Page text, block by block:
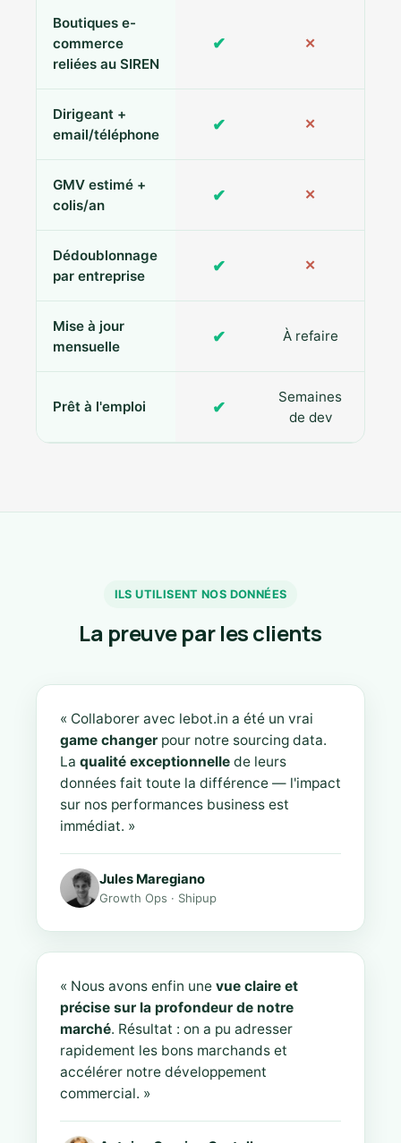
Boutiques e-
commerce
reliées au SIREN
✔ ✕
Dirigeant +
email/téléphone
✔ ✕
GMV estimé +
colis/an
✔ ✕
Dédoublonnage
par entreprise
✔ ✕
Mise à jour
mensuelle
✔ À refaire
Prêt à l'emploi ✔
Semaines
de dev
ILS UTILISENT NOS DONNÉES
La preuve par les clients
« Collaborer avec lebot.in a été un vrai
game changer pour notre sourcing data.
La qualité exceptionnelle de leurs
données fait toute la différence — l'impact
sur nos performances business est
immédiat. »
Jules Maregiano
Growth Ops · Shipup
« Nous avons enfin une vue claire et
précise sur la profondeur de notre
marché. Résultat : on a pu adresser
rapidement les bons marchands et
accélérer notre développement
commercial. »